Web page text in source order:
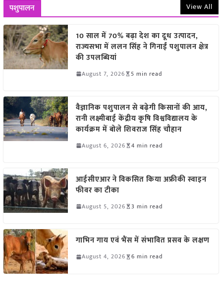
पशुपालन View All
10 साल में 70% बढ़ा देश का दूध उत्पादन,
राज्यसभा में ललन सिंह ने गिनाईं पशुपालन क्षेत्र
की उपलब्धियां
August 7, 2026 5 min read
वैज्ञानिक पशुपालन से बढ़ेगी किसानों की आय,
रानी लक्ष्मीबाई केंद्रीय कृषि विश्वविद्यालय के
कार्यक्रम में बोले शिवराज सिंह चौहान
August 6, 2026 4 min read
आईसीएआर ने विकसित किया अफ्रीकी स्वाइन
फीवर का टीका
August 5, 2026 3 min read
गाभिन गाय एवं भैंस में संभावित प्रसव के लक्षण
August 4, 2026 6 min read